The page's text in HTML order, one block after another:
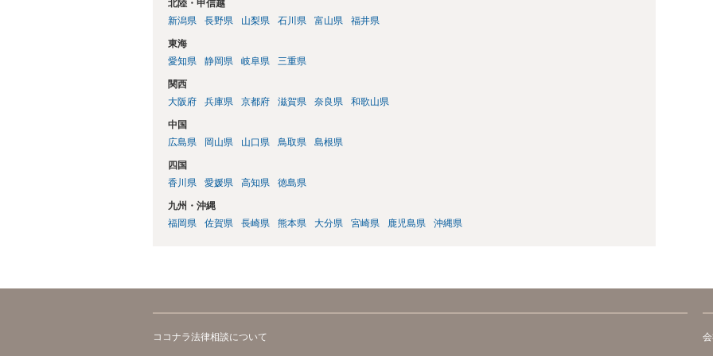
北陸・甲信越
新潟県
長野県 山梨県 石川県 富山県 福井県
東海
愛知県
静岡県 岐阜県 三重県
関西
大阪府
兵庫県 京都府 滋賀県 奈良県 和歌山県
中国
広島県
岡山県 山口県 鳥取県 島根県
四国
香川県
愛媛県 高知県 徳島県
九州・沖縄
福岡県
佐賀県 長崎県 熊本県 大分県 宮崎県 鹿児島県 沖縄県
ココナラ法律相談について